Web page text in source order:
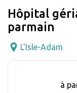
Hôpital
parmain
L'Isle-Adam
à